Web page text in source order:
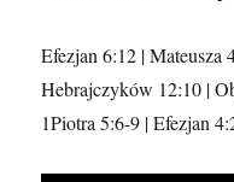
Efezjan 6:12 | Mateusza
Hebrajczyków 12:10 |
1Piotra 5:6-9 | Efezjan